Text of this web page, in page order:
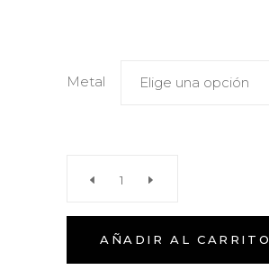
Metal Elige una opción
Anillo
AÑADIR AL CARRITO